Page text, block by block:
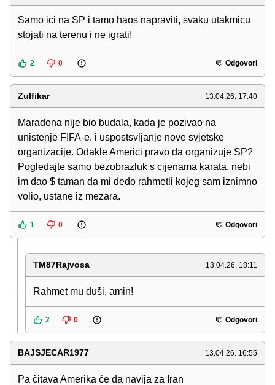
Samo ici na SP i tamo haos napraviti, svaku utakmicu
stojati na terenu i ne igrati!
2 0 Odgovori
Zulfikar 13.04.26. 17:40
Maradona nije bio budala, kada je pozivao na
unistenje FIFA-e. i uspostsvljanje nove svjetske
organizacije. Odakle Americi pravo da organizuje SP?
Pogledajte samo bezobrazluk s cijenama karata, nebi
im dao $ taman da mi dedo rahmetli kojeg sam iznimno
volio, ustane iz mezara.
1 0 Odgovori
TM87Rajvosa 13.04.26. 18:11
Rahmet mu duši, amin!
2 0 Odgovori
BAJSJECAR1977 13.04.26. 16:55
Pa čitava Amerika će da navija za Iran